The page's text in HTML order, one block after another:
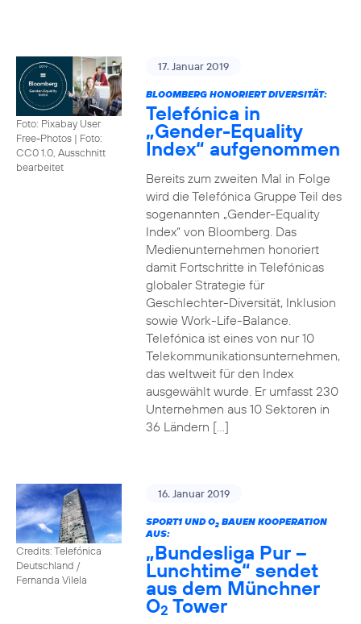
Foto: Pixabay User
Free-Photos | Foto:
CC0 1.0, Ausschnitt
bearbeitet
17. Januar 2019
BLOOMBERG HONORIERT DIVERSITÄT:
Telefónica in
„Gender-Equality
Index“ aufgenommen
Bereits zum zweiten Mal in Folge
wird die Telefónica Gruppe Teil des
sogenannten „Gender-Equality
Index“ von Bloomberg. Das
Medienunternehmen honoriert
damit Fortschritte in Telefónicas
globaler Strategie für
Geschlechter-Diversität, Inklusion
sowie Work-Life-Balance.
Telefónica ist eines von nur 10
Telekommunikationsunternehmen,
das weltweit für den Index
ausgewählt wurde. Er umfasst 230
Unternehmen aus 10 Sektoren in
36 Ländern […]
Credits: Telefónica
Deutschland /
Fernanda Vilela
16. Januar 2019
SPORT1 UND O2BAUEN KOOPERATION
AUS:
„Bundesliga Pur –
Lunchtime“ sendet
aus dem Münchner
O2 Tower